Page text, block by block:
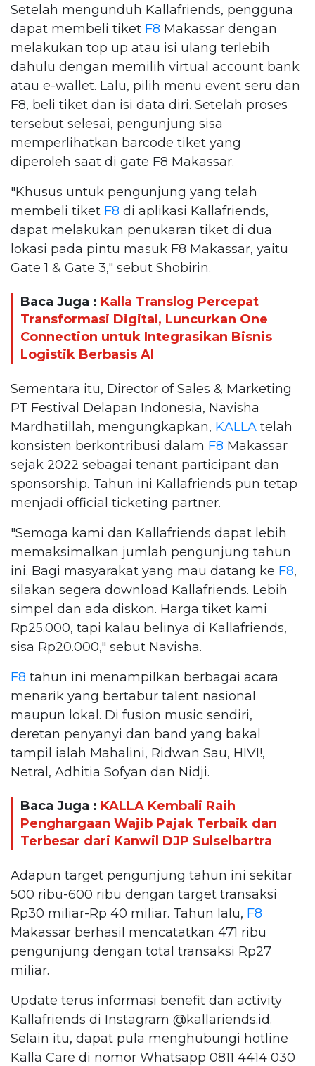
Setelah mengunduh Kallafriends, pengguna
dapat membeli tiket F8 Makassar dengan
melakukan top up atau isi ulang terlebih
dahulu dengan memilih virtual account bank
atau e-wallet. Lalu, pilih menu event seru dan
F8, beli tiket dan isi data diri. Setelah proses
tersebut selesai, pengunjung sisa
memperlihatkan barcode tiket yang
diperoleh saat di gate F8 Makassar.
"Khusus untuk pengunjung yang telah
membeli tiket F8 di aplikasi Kallafriends,
dapat melakukan penukaran tiket di dua
lokasi pada pintu masuk F8 Makassar, yaitu
Gate 1 & Gate 3," sebut Shobirin.
Baca Juga : Kalla Translog Percepat
Transformasi Digital, Luncurkan One
Connection untuk Integrasikan Bisnis
Logistik Berbasis AI
Sementara itu, Director of Sales & Marketing
PT Festival Delapan Indonesia, Navisha
Mardhatillah, mengungkapkan, KALLA telah
konsisten berkontribusi dalam F8 Makassar
sejak 2022 sebagai tenant participant dan
sponsorship. Tahun ini Kallafriends pun tetap
menjadi official ticketing partner.
"Semoga kami dan Kallafriends dapat lebih
memaksimalkan jumlah pengunjung tahun
ini. Bagi masyarakat yang mau datang ke F8,
silakan segera download Kallafriends. Lebih
simpel dan ada diskon. Harga tiket kami
Rp25.000, tapi kalau belinya di Kallafriends,
sisa Rp20.000," sebut Navisha.
F8 tahun ini menampilkan berbagai acara
menarik yang bertabur talent nasional
maupun lokal. Di fusion music sendiri,
deretan penyanyi dan band yang bakal
tampil ialah Mahalini, Ridwan Sau, HIVI!,
Netral, Adhitia Sofyan dan Nidji.
Baca Juga : KALLA Kembali Raih
Penghargaan Wajib Pajak Terbaik dan
Terbesar dari Kanwil DJP Sulselbartra
Adapun target pengunjung tahun ini sekitar
500 ribu-600 ribu dengan target transaksi
Rp30 miliar-Rp 40 miliar. Tahun lalu, F8
Makassar berhasil mencatatkan 471 ribu
pengunjung dengan total transaksi Rp27
miliar.
Update terus informasi benefit dan activity
Kallafriends di Instagram @kallariends.id.
Selain itu, dapat pula menghubungi hotline
Kalla Care di nomor Whatsapp 0811 4414 030